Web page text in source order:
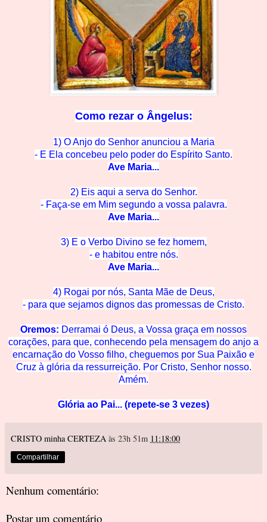
Como rezar o Ângelus:
1) O Anjo do Senhor anunciou a Maria
- E Ela concebeu pelo poder do Espírito Santo.
Ave Maria...
2) Eis aqui a serva do Senhor.
- Faça-se em Mim segundo a vossa palavra.
Ave Maria...
3) E o Verbo Divino se fez homem,
- e habitou entre nós.
Ave Maria...
4) Rogai por nós, Santa Mãe de Deus,
- para que sejamos dignos das promessas de Cristo.
Oremos: Derramai ó Deus, a Vossa graça em nossos
corações, para que, conhecendo pela mensagem do anjo a
encarnação do Vosso filho, cheguemos por Sua Paixão e
Cruz à glória da ressurreição. Por Cristo, Senhor nosso.
Amém.
Glória ao Pai... (repete-se 3 vezes)
CRISTO minha CERTEZA às 23h 51m 11:18:00
Compartilhar
Nenhum comentário:
Postar um comentário